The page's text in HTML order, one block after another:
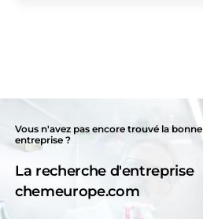
Vous n'avez pas encore trouvé la bonne
entreprise ?
La recherche d'entreprise
chemeurope.com